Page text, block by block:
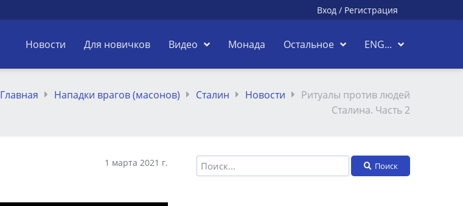
Вход / Регистрация
Новости Для новичков Видео Монада Остальное ENG...
Главная Нападки врагов (масонов) Сталин Новости
Ритуалы против людей
Сталина. Часть 2
1 марта 2021 г.
Поиск